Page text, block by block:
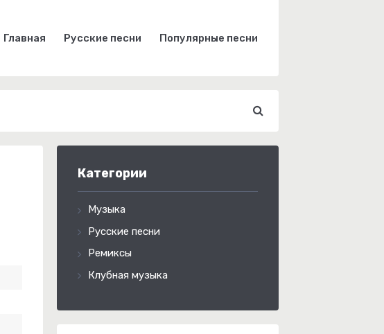
Главная Русские песни Популярные песни
Категории
Музыка
Русские песни
Ремиксы
Клубная музыка